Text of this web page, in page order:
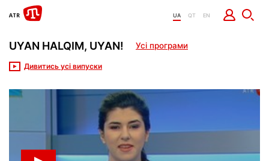
UA QT EN
UYAN HALQIM, UYAN! Усі програми
Дивитись усі випуски